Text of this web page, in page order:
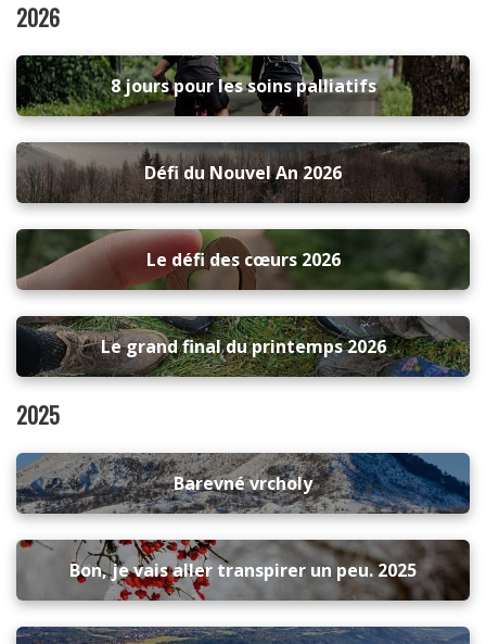
2026
8 jours pour les soins palliatifs
Défi du Nouvel An 2026
Le défi des cœurs 2026
Le grand final du printemps 2026
2025
Barevné vrcholy
Bon, je vais aller transpirer un peu. 2025